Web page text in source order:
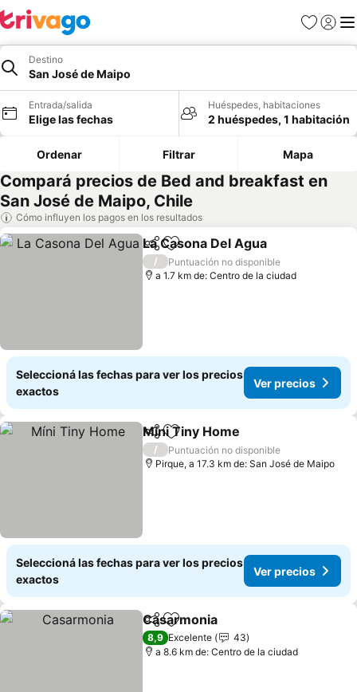
Favoritos
Iniciar
Destino
San José de Maipo
Entrada/salida
Elige las fechas
Huéspedes, habitaciones
2 huéspedes, 1 habitación
Ordenar Filtrar Mapa
Compará precios de Bed and breakfast en
San José de Maipo, Chile
Cómo influyen los pagos en los resultados
CompartirAñadir a favoritos
La Casona Del Agua
/
Puntuación no disponible
a 1.7 km de: Centro de la ciudad
Seleccioná las fechas para ver los precios
exactos
Ver precios
CompartirAñadir a favoritos
Míni Tiny Home
/
Puntuación no disponible
Pirque, a 17.3 km de: San José de Maipo
Seleccioná las fechas para ver los precios
exactos
Ver precios
CompartirAñadir a favoritos
Casarmonia
8,9 Excelente
43
a 8.6 km de: Centro de la ciudad